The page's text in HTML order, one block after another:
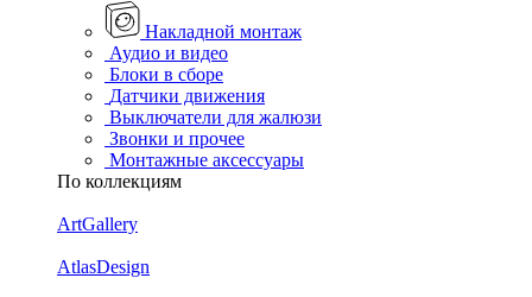
Накладной монтаж
Аудио и видео
Блоки в сборе
Датчики движения
Выключатели для жалюзи
Звонки и прочее
Монтажные аксессуары
По коллекциям
ArtGallery
AtlasDesign